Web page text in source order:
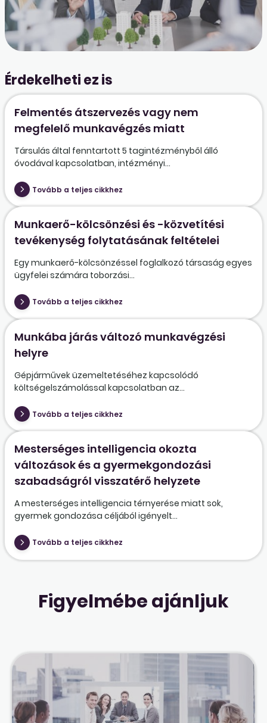
Érdekelheti ez is
Felmentés átszervezés vagy nem
megfelelő munkavégzés miatt
Társulás által fenntartott 5 tagintézményből álló
óvodával kapcsolatban, intézményi...
Tovább a teljes cikkhez
Munkaerő-kölcsönzési és -közvetítési
tevékenység folytatásának feltételei
Egy munkaerő-kölcsönzéssel foglalkozó társaság egyes
ügyfelei számára toborzási...
Tovább a teljes cikkhez
Munkába járás változó munkavégzési
helyre
Gépjárművek üzemeltetéséhez kapcsolódó
költségelszámolással kapcsolatban az...
Tovább a teljes cikkhez
Mesterséges intelligencia okozta
változások és a gyermekgondozási
szabadságról visszatérő helyzete
A mesterséges intelligencia térnyerése miatt sok,
gyermek gondozása céljából igényelt...
Tovább a teljes cikkhez
Figyelmébe ajánljuk